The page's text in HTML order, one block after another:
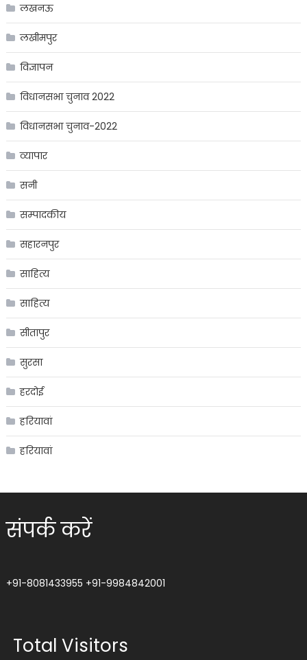
लखनऊ
लखीमपुर
विज्ञापन
विधानसभा चुनाव 2022
विधानसभा चुनाव-2022
व्यापार
सनी
सम्पादकीय
सहारनपुर
साहित्य
साहित्य
सीतापुर
सुरसा
हरदोई
हरियावां
हरियावां
संपर्क करें
+91-8081433955 +91-9984842001
Total Visitors